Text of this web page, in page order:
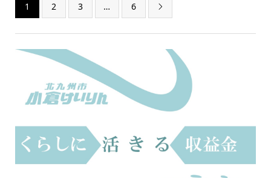
1 2 3 … 6 